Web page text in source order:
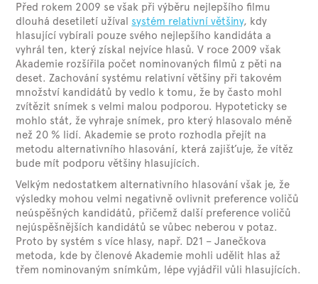
Před rokem 2009 se však při výběru nejlepšího filmu
dlouhá desetiletí užíval systém relativní většiny, kdy
hlasující vybírali pouze svého nejlepšího kandidáta a
vyhrál ten, který získal nejvíce hlasů. V roce 2009 však
Akademie rozšířila počet nominovaných filmů z pěti na
deset. Zachování systému relativní většiny při takovém
množství kandidátů by vedlo k tomu, že by často mohl
zvítězit snímek s velmi malou podporou. Hypoteticky se
mohlo stát, že vyhraje snímek, pro který hlasovalo méně
než 20 % lidí. Akademie se proto rozhodla přejít na
metodu alternativního hlasování, která zajišťuje, že vítěz
bude mít podporu většiny hlasujících.
Velkým nedostatkem alternativního hlasování však je, že
výsledky mohou velmi negativně ovlivnit preference voličů
neúspěšných kandidátů, přičemž další preference voličů
nejúspěšnějších kandidátů se vůbec neberou v potaz.
Proto by systém s více hlasy, např. D21 –⁠ Janečkova
metoda, kde by členové Akademie mohli udělit hlas až
třem nominovaným snímkům, lépe vyjádřil vůli hlasujících.